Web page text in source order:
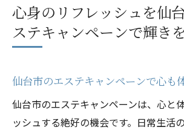
心身のリフレッシュを仙
ステキャンペーンで輝き
仙台市のエステキャンペーンで心も
仙台市のエステキャンペーンは、心と
ッシュする絶好の機会です。日常生活